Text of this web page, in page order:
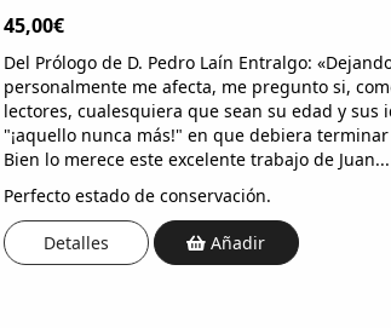
45,00€
Del Prólogo de D. Pedro Laín Entralgo:
personalmente me afecta, me pregunto si,
lectores, cualesquiera que sean su edad y
"¡aquello nunca más!" en que debiera
Bien lo merece este excelente trabajo de Juan...
Perfecto estado de conservación.
Detalles Añadir